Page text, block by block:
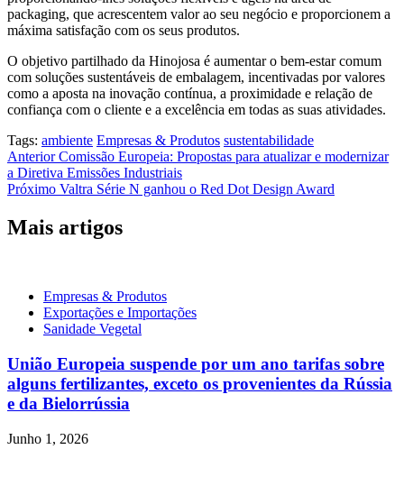
packaging, que acrescentem valor ao seu negócio e proporcionem a
máxima satisfação com os seus produtos.
O objetivo partilhado da Hinojosa é aumentar o bem-estar comum
com soluções sustentáveis de embalagem, incentivadas por valores
como a aposta na inovação contínua, a proximidade e relação de
confiança com o cliente e a excelência em todas as suas atividades.
Tags: ambiente Empresas & Produtos sustentabilidade
Navegação
de
AnteriorComissão Europeia: Propostas para atualizar e modernizar
a Diretiva Emissões Industriais
Próximo Valtra Série N ganhou o Red Dot Design Award
Mais artigos
Empresas & Produtos
Exportações e Importações
Sanidade Vegetal
União Europeia suspende por um ano tarifas sobre
alguns fertilizantes, exceto os provenientes da Rússia
e da Bielorrússia
Junho 1, 2026